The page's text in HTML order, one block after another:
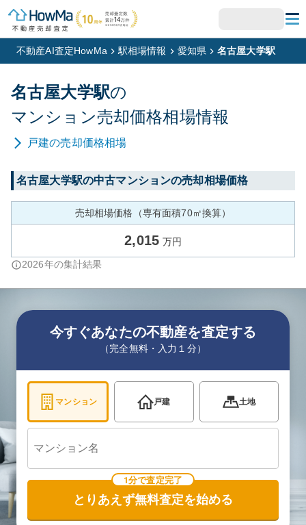
不動産AI査定HowMa 駅相場情報 愛知県 名古屋大学駅
名古屋大学駅の
マンション売却価格相場情報
戸建の売却価格相場
名古屋大学駅の中古マンションの売却相場価格
売却相場価格（専有面積70㎡換算）
2,015 万円
2026年の集計結果
今すぐあなたの不動産を査定する
（完全無料・入力１分）
マンション 戸建 土地
1分で査定完了
とりあえず無料査定を始める